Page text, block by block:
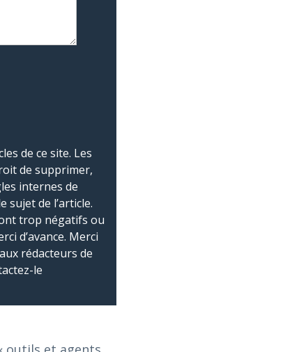
de ce site. Les
de supprimer,
internes de
de l’article.
trop négatifs ou
d’avance. Merci
rédacteurs de
le